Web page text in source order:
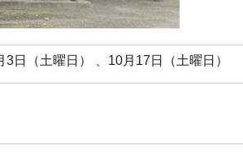
日（土曜日） 、10月17日（土曜日）